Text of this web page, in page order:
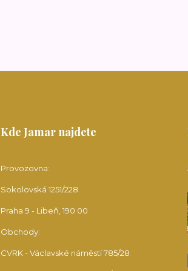
Kde Jamar najdete
Provozovna:
Sokolovská 1251/228
Praha 9 - Libeň, 190 00
Obchody:
CVRK - Václavské náměstí 785/28